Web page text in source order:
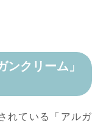
クリーム」
れている「アルガ